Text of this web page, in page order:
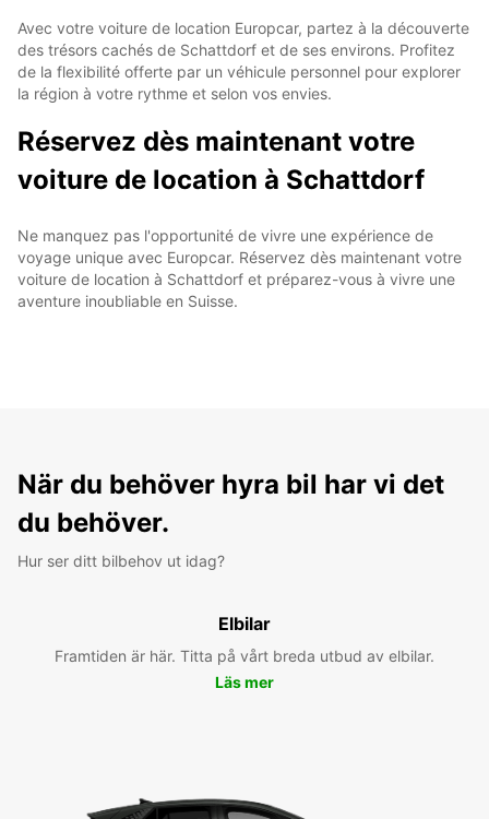
Avec votre voiture de location Europcar, partez à la découverte
des trésors cachés de Schattdorf et de ses environs. Profitez
de la flexibilité offerte par un véhicule personnel pour explorer
la région à votre rythme et selon vos envies.
Réservez dès maintenant votre
voiture de location à Schattdorf
Ne manquez pas l'opportunité de vivre une expérience de
voyage unique avec Europcar. Réservez dès maintenant votre
voiture de location à Schattdorf et préparez-vous à vivre une
aventure inoubliable en Suisse.
När du behöver hyra bil har vi det
du behöver.
Hur ser ditt bilbehov ut idag?
Elbilar
Framtiden är här. Titta på vårt breda utbud av elbilar.
Läs mer